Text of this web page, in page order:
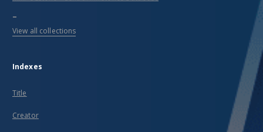
...
View all collections
Indexes
Title
Creator